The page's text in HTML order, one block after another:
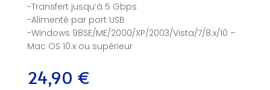
-Transfert jusqu’à 5 Gbps
-Alimenté par port USB
-Windows 98SE/ME/2000/XP/2003/Vista/7/8.x/10 –
Mac OS 10.x ou supérieur
24,90 €